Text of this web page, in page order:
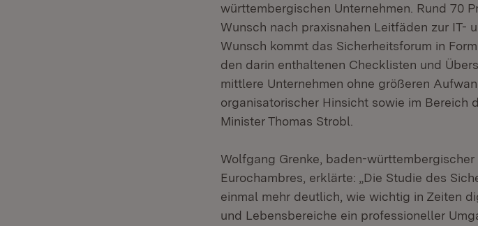
württembergischen Unternehmen. Rund 70
Wunsch nach praxisnahen Leitfäden zur IT-
Wunsch kommt das Sicherheitsforum in
den darin enthaltenen Checklisten und
mittlere Unternehmen ohne größeren
organisatorischer Hinsicht sowie im Bereich
Minister Thomas Strobl.
Wolfgang Grenke, baden-
Eurochambres, erklärte: „Die Studie des
einmal mehr deutlich, wie wichtig in Zeiten
und Lebensbereiche ein professioneller